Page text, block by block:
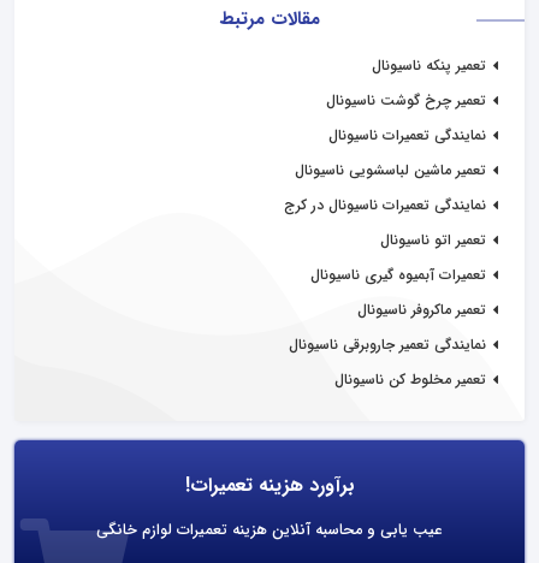
مقالات مرتبط
تعمیر پنکه ناسیونال
تعمیر چرخ گوشت ناسیونال
نمایندگی تعمیرات ناسیونال
تعمیر ماشین لباسشویی ناسیونال
نمایندگی تعمیرات ناسیونال در کرج
تعمیر اتو ناسیونال
تعمیرات آبمیوه گیری ناسیونال
تعمیر ماکروفر ناسیونال
نمایندگی تعمیر جاروبرقی ناسیونال
تعمیر مخلوط کن ناسیونال
برآورد هزینه تعمیرات!
عیب یابی و محاسبه آنلاین هزینه تعمیرات لوازم خانگی